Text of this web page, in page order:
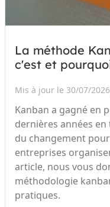
La méthode
c'est et
Mis à jour le 30/07/
Kanban a gagné en
dernières années
du changement
entreprises
article, nous vous
méthodologie
pratiques.